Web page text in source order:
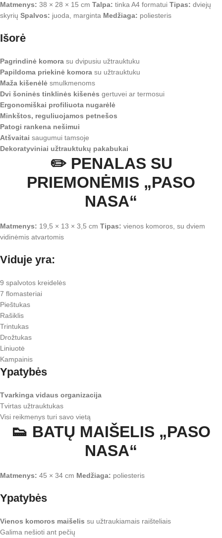
Matmenys: 38 × 28 × 15 cm Talpa: tinka A4 formatui Tipas: dviejų
skyrių Spalvos: juoda, marginta Medžiaga: poliesteris
Išorė
Pagrindinė komora su dvipusiu užtrauktuku
Papildoma priekinė komora su užtrauktuku
Maža kišenėlė smulkmenoms
Dvi šoninės tinklinės kišenės gertuvei ar termosui
Ergonomiškai profiliuota nugarėlė
Minkštos, reguliuojamos petnešos
Patogi rankena nešimui
Atšvaitai saugumui tamsoje
Dekoratyviniai užtrauktukų pakabukai
✏️ PENALAS SU
PRIEMONĖMIS „PASO
NASA“
Matmenys: 19,5 × 13 × 3,5 cm Tipas: vienos komoros, su dviem
vidinėmis atvartomis
Viduje yra:
9 spalvotos kreidelės
7 flomasteriai
Pieštukas
Rašiklis
Trintukas
Drožtukas
Liniuotė
Kampainis
Ypatybės
Tvarkinga vidaus organizacija
Tvirtas užtrauktukas
Visi reikmenys turi savo vietą
👟 BATŲ MAIŠELIS „PASO
NASA“
Matmenys: 45 × 34 cm Medžiaga: poliesteris
Ypatybės
Vienos komoros maišelis su užtraukiamais raišteliais
Galima nešioti ant pečių